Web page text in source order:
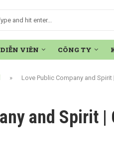
DIỄN VIÊN CÔNG TY
» Love Public Company and Spirit
and Spirit |